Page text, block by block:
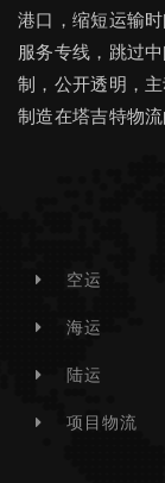
港口，缩短运输
服务专线，跳过
制，公开透明，
制造在塔吉特物
空运
海运
陆运
项目物流